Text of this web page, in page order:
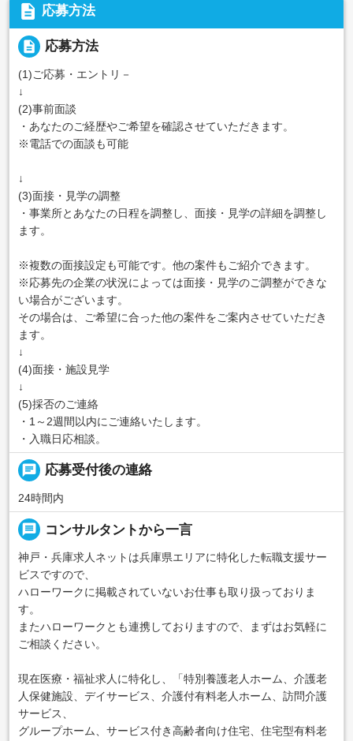
description 応募方法
description 応募方法
(1)ご応募・エントリ－
↓
(2)事前面談
・あなたのご経歴やご希望を確認させていただきます。
※電話での面談も可能
↓
(3)面接・見学の調整
・事業所とあなたの日程を調整し、面接・見学の詳細を調整し
ます。
※複数の面接設定も可能です。他の案件もご紹介できます。
※応募先の企業の状況によっては面接・見学のご調整ができな
い場合がございます。
その場合は、ご希望に合った他の案件をご案内させていただき
ます。
↓
(4)面接・施設見学
↓
(5)採否のご連絡
・1～2週間以内にご連絡いたします。
・入職日応相談。
chat 応募受付後の連絡
24時間内
message コンサルタントから一言
神戸・兵庫求人ネットは兵庫県エリアに特化した転職支援サー
ビスですので、
ハローワークに掲載されていないお仕事も取り扱っておりま
す。
またハローワークとも連携しておりますので、まずはお気軽に
ご相談ください。
現在医療・福祉求人に特化し、「特別養護老人ホーム、介護老
人保健施設、デイサービス、介護付有料老人ホーム、訪問介護
サービス、
グループホーム、サービス付き高齢者向け住宅、住宅型有料老